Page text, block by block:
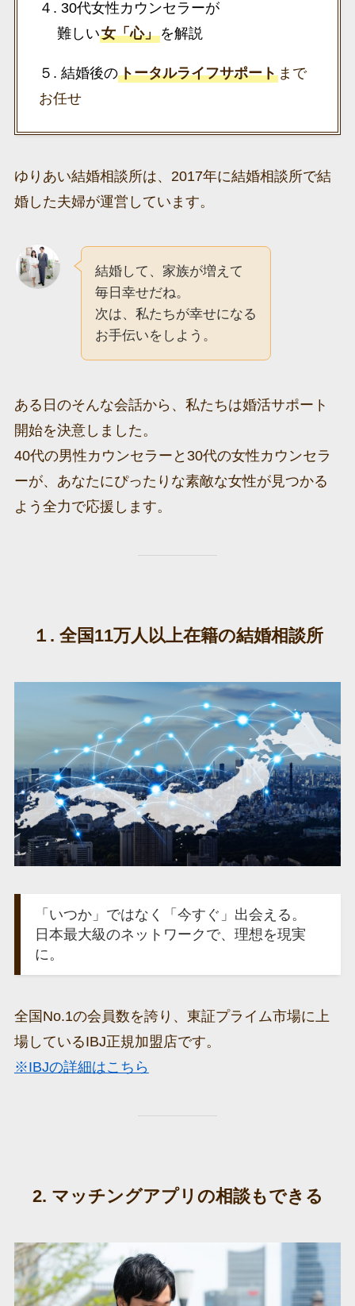
４. 30代女性カウンセラーが
難しい女「心」を解説
５. 結婚後のトータルライフサポートまで
お任せ
ゆりあい結婚相談所は、2017年に結婚相談所で結
婚した夫婦が運営しています。
結婚して、家族が増えて
毎日幸せだね。
次は、私たちが幸せになる
お手伝いをしよう。
ある日のそんな会話から、私たちは婚活サポート
開始を決意しました。
40代の男性カウンセラーと30代の女性カウンセラ
ーが、あなたにぴったりな素敵な女性が見つかる
よう全力で応援します。
１. 全国11万人 以上在籍の結婚相談所
「いつか」ではなく「今すぐ」出会える。
日本最大級のネットワークで、理想を現実
に。
全国No.1の会員数を誇り、東証プライム市場に上
場しているIBJ正規加盟店です。
※IBJの詳細はこちら
2. マッチングアプリの相談もできる